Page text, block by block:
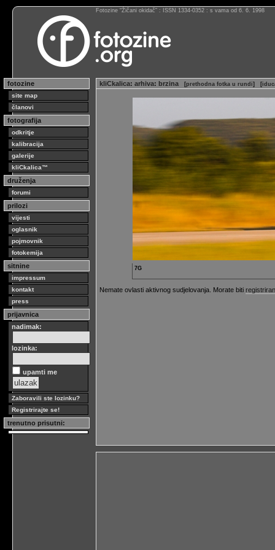
Fotozine “Žičani okidač” : ISSN 1334-0352 : s vama od 6. 6. 1998
fotozine
site map
članovi
fotografija
odkritje
kalibracija
galerije
kliCkalica™
druženja
forumi
prilozi
vijesti
oglasnik
pojmovnik
fotokemija
sitnine
impressum
kontakt
press
prijavnica
nadimak:
lozinka:
upamti me
Zaboravili ste lozinku?
Registrirajte se!
trenutno prisutni:
kliCkalica: arhiva: brzina [prethodna fotka u rundi] [
7G
Nemate ovlasti aktivnog sudjelovanja. Morate biti